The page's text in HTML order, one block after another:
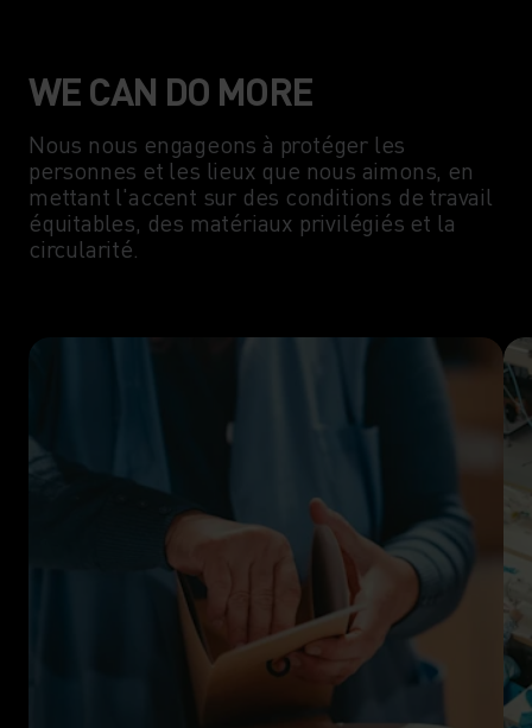
WE CAN DO MORE
Nous nous engageons à protéger les
personnes et les lieux que nous aimons, en
mettant l'accent sur des conditions de travail
équitables, des matériaux privilégiés et la
circularité.